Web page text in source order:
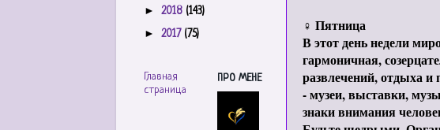
♀ Пятница
В этот день недели
гармоничная,
развлечений, отдыха и
- музеи, выставки,
знаки внимания
► 2018 (143)
► 2017 (75)
Главная
страница
ПРО МЕНЕ